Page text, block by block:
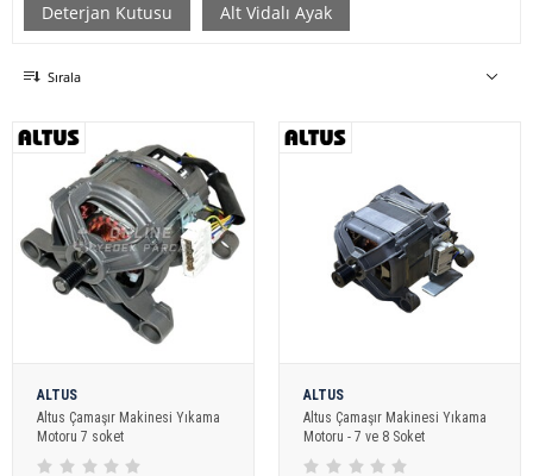
Deterjan Kutusu Alt Vidalı Ayak
Sırala
ALTUS
Altus Çamaşır Makinesi Yıkama
Motoru 7 soket
ALTUS
Altus Çamaşır Makinesi Yıkama
Motoru - 7 ve 8 Soket